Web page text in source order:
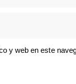
y web en este